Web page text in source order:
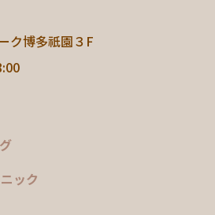
ク博多祇園３F
ック